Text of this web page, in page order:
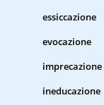
essiccazione
evocazione
imprecazione
ineducazione